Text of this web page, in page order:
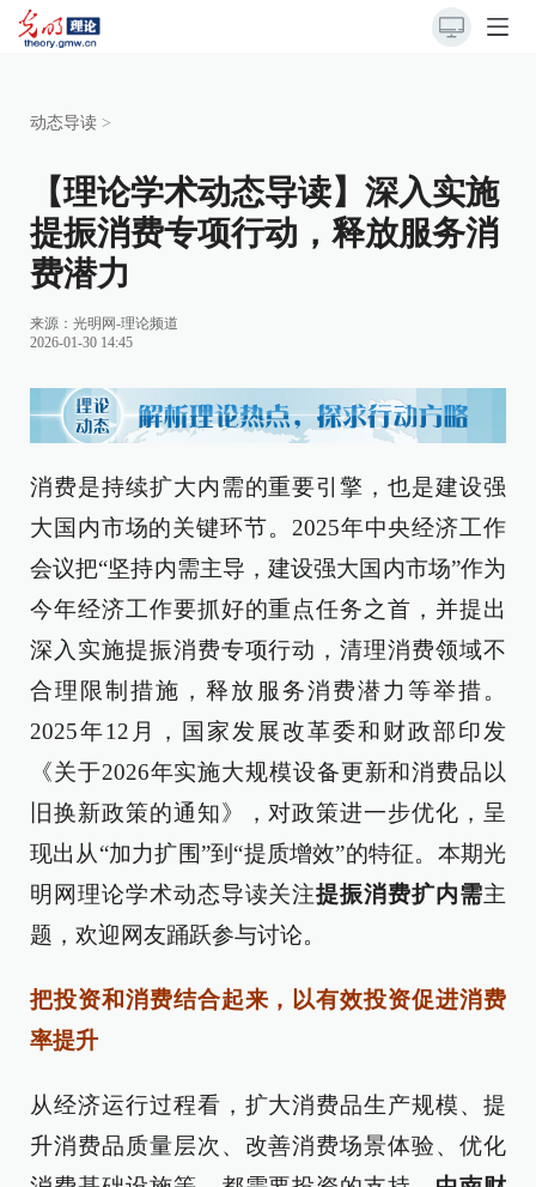
动态导读 >
【理论学术动态导读】深入实施
提振消费专项行动，释放服务消
费潜力
来源： 光明网-理论频道
2026-01-30 14:45
消费是持续扩大内需的重要引擎，也是建设强
大国内市场的关键环节。2025年中央经济工作
会议把“坚持内需主导，建设强大国内市场”作为
今年经济工作要抓好的重点任务之首，并提出
深入实施提振消费专项行动，清理消费领域不
合理限制措施，释放服务消费潜力等举措。
2025年12月，国家发展改革委和财政部印发
《关于2026年实施大规模设备更新和消费品以
旧换新政策的通知》，对政策进一步优化，呈
现出从“加力扩围”到“提质增效”的特征。本期光
明网理论学术动态导读关注提振消费扩内需主
题，欢迎网友踊跃参与讨论。
把投资和消费结合起来，以有效投资促进消费
率提升
从经济运行过程看，扩大消费品生产规模、提
升消费品质量层次、改善消费场景体验、优化